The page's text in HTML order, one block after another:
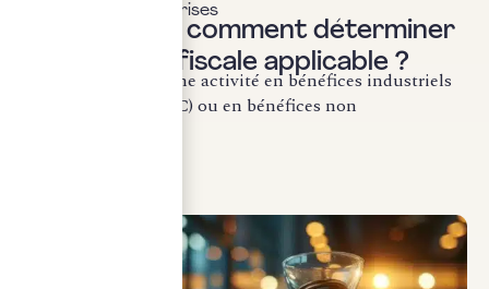
Fiscalité des entreprises
BIC ou BNC : comment déterminer
la catégorie fiscale applicable ?
La qualification d’une activité en bénéfices industriels
et commerciaux (BIC) ou en bénéfices non